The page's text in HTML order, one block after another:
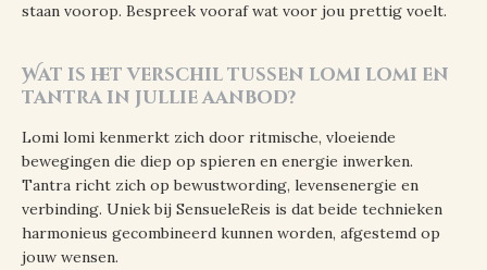
staan voorop. Bespreek vooraf wat voor jou prettig voelt.
Wat is het verschil tussen lomi lomi en
tantra in jullie aanbod?
Lomi lomi kenmerkt zich door ritmische, vloeiende
bewegingen die diep op spieren en energie inwerken.
Tantra richt zich op bewustwording, levensenergie en
verbinding. Uniek bij SensueleReis is dat beide technieken
harmonieus gecombineerd kunnen worden, afgestemd op
jouw wensen.